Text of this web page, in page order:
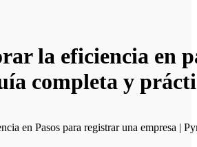
la eficiencia en
completa y